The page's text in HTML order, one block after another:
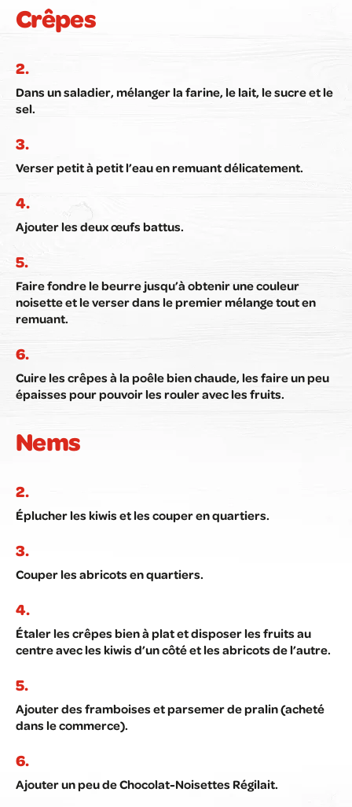
Crêpes
Dans un saladier, mélanger la farine, le lait, le sucre et le
sel.
Verser petit à petit l’eau en remuant délicatement.
Ajouter les deux œufs battus.
Faire fondre le beurre jusqu’à obtenir une couleur
noisette et le verser dans le premier mélange tout en
remuant.
Cuire les crêpes à la poêle bien chaude, les faire un peu
épaisses pour pouvoir les rouler avec les fruits.
Nems
Éplucher les kiwis et les couper en quartiers.
Couper les abricots en quartiers.
Étaler les crêpes bien à plat et disposer les fruits au
centre avec les kiwis d’un côté et les abricots de l’autre.
Ajouter des framboises et parsemer de pralin (acheté
dans le commerce).
Ajouter un peu de Chocolat-Noisettes Régilait.